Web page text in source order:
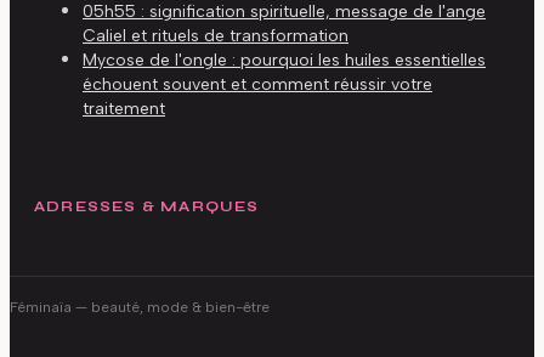
05h55 : signification spirituelle, message de l'ange
Caliel et rituels de transformation
Mycose de l'ongle : pourquoi les huiles essentielles
échouent souvent et comment réussir votre
traitement
ADRESSES & MARQUES
Féminaïa — beauté, mode & bien-être